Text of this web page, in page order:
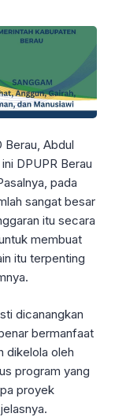
Berau, Abdul
DPUPR Berau
pada
sangat besar
itu secara
membuat
itu terpenting
dicanangkan
bermanfaat
dikelola oleh
program yang
proyek